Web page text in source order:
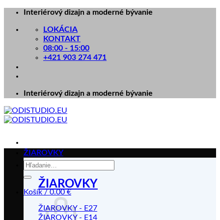
Skip
content
Interiérový dizajn a moderné bývanie
LOKÁCIA
KONTAKT
08:00 - 15:00
+421 903 274 471
Interiérový dizajn a moderné bývanie
Hľadať:
Košík /0.00€
ŽIAROVKY
ŽIAROVKY
ŽIAROVKY - E27
ŽIAROVKY - E14